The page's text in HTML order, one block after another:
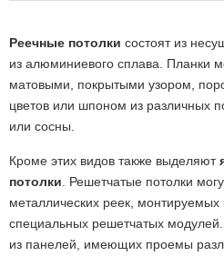
Реечные потолки состоят из
из алюминиевого сплава. Планки
матовыми, покрытыми узором,
цветов или шпоном из различных
или сосны.
Кроме этих видов также выделяют
потолки . Решетчатые потолки
металлических реек, монтируемых
специальных решетчатых
из панелей, имеющих проемы